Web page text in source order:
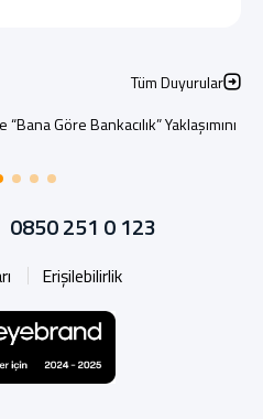
Tüm Duyurular
Göre Bankacılık” Yaklaşımını
0850 251 0 123
Erişilebilirlik